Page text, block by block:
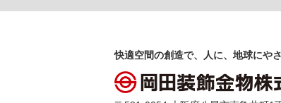
快適空間の創造で、人に、地球にや